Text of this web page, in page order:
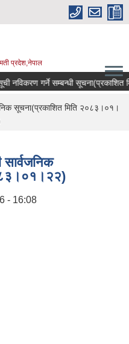
प्रदेश,नेपाल
नविकरण गर्ने सम्बन्धी सूचना(प्रकाशित
सूचना(प्रकाशित मिति २०८३।०१।
सार्वजनिक
- 16:08